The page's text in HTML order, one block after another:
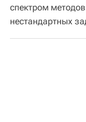
спектром
нестандартных